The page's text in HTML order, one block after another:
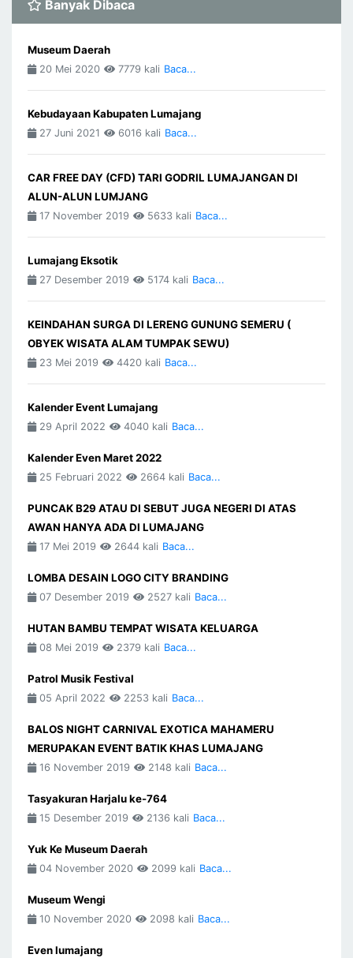
Banyak Dibaca
Museum Daerah
20 Mei 2020 7779 kali Baca...
Kebudayaan Kabupaten Lumajang
27 Juni 2021 6016 kali Baca...
CAR FREE DAY (CFD) TARI GODRIL LUMAJANGAN DI
ALUN-ALUN LUMJANG
17 November 2019 5633 kali Baca...
Lumajang Eksotik
27 Desember 2019 5174 kali Baca...
KEINDAHAN SURGA DI LERENG GUNUNG SEMERU (
OBYEK WISATA ALAM TUMPAK SEWU)
23 Mei 2019 4420 kali Baca...
Kalender Event Lumajang
29 April 2022 4040 kali Baca...
Kalender Even Maret 2022
25 Februari 2022 2664 kali Baca...
PUNCAK B29 ATAU DI SEBUT JUGA NEGERI DI ATAS
AWAN HANYA ADA DI LUMAJANG
17 Mei 2019 2644 kali Baca...
LOMBA DESAIN LOGO CITY BRANDING
07 Desember 2019 2527 kali Baca...
HUTAN BAMBU TEMPAT WISATA KELUARGA
08 Mei 2019 2379 kali Baca...
Patrol Musik Festival
05 April 2022 2253 kali Baca...
BALOS NIGHT CARNIVAL EXOTICA MAHAMERU
MERUPAKAN EVENT BATIK KHAS LUMAJANG
16 November 2019 2148 kali Baca...
Tasyakuran Harjalu ke-764
15 Desember 2019 2136 kali Baca...
Yuk Ke Museum Daerah
04 November 2020 2099 kali Baca...
Museum Wengi
10 November 2020 2098 kali Baca...
Even lumajang